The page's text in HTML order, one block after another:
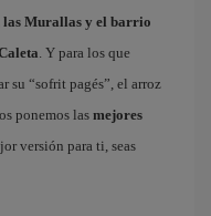
las Murallas y el barrio
. Y para los que
su “sofrit pagés”, el arroz
ponemos las mejores
versión para ti, seas